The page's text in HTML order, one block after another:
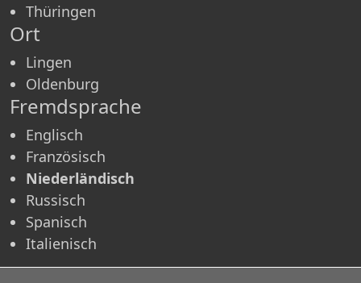
Thüringen
Ort
Lingen
Oldenburg
Fremdsprache
Englisch
Französisch
Niederländisch
Russisch
Spanisch
Italienisch